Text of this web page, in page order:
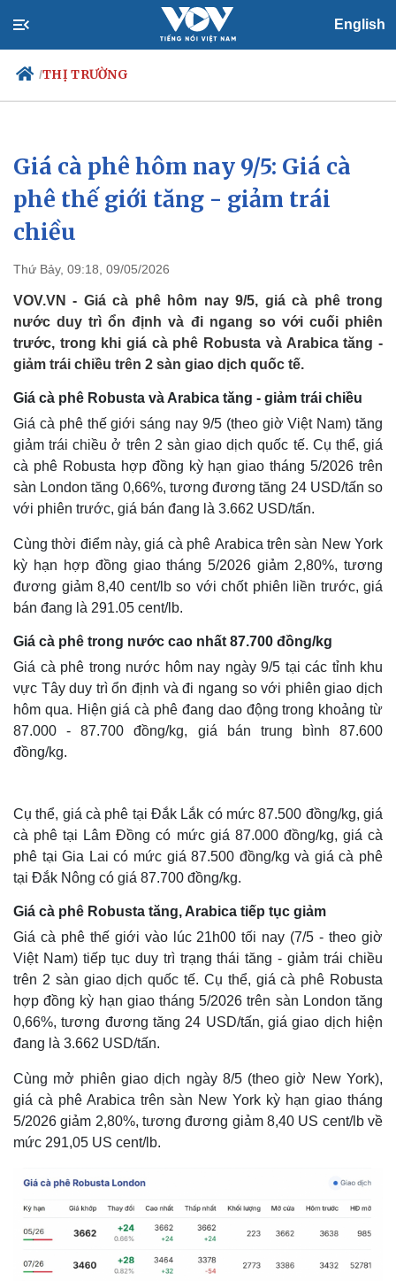
English
/THỊ TRƯỜNG
Chính trị
Đảng
Tổ chức nhân sự
Quốc hội
Xã hội
Tin 24h
Dự báo thời tiết
Giá cà phê hôm nay 9/5: Giá cà
phê thế giới tăng - giảm trái
chiều
Thứ Bảy, 09:18, 09/05/2026
VOV.VN - Giá cà phê hôm nay 9/5, giá cà phê trong
nước duy trì ổn định và đi ngang so với cuối phiên
trước, trong khi giá cà phê Robusta và Arabica tăng -
giảm trái chiều trên 2 sàn giao dịch quốc tế.
Giá cà phê Robusta và Arabica tăng - giảm trái chiều
Giá cà phê thế giới sáng nay 9/5 (theo giờ Việt Nam) tăng
giảm trái chiều ở trên 2 sàn giao dịch quốc tế. Cụ thể, giá
cà phê Robusta hợp đồng kỳ hạn giao tháng 5/2026 trên
sàn London tăng 0,66%, tương đương tăng 24 USD/tấn so
với phiên trước, giá bán đang là 3.662 USD/tấn.
Cùng thời điểm này, giá cà phê Arabica trên sàn New York
kỳ hạn hợp đồng giao tháng 5/2026 giảm 2,80%, tương
đương giảm 8,40 cent/lb so với chốt phiên liền trước, giá
bán đang là 291.05 cent/lb.
Giá cà phê trong nước cao nhất 87.700 đồng/kg
Giá cà phê trong nước hôm nay ngày 9/5 tại các tỉnh khu
vực Tây duy trì ổn định và đi ngang so với phiên giao dịch
hôm qua. Hiện giá cà phê đang dao động trong khoảng từ
87.000 - 87.700 đồng/kg, giá bán trung bình 87.600
đồng/kg.
Cụ thể, giá cà phê tại Đắk Lắk có mức 87.500 đồng/kg, giá
cà phê tại Lâm Đồng có mức giá 87.000 đồng/kg, giá cà
phê tại Gia Lai có mức giá 87.500 đồng/kg và giá cà phê
tại Đắk Nông có giá 87.700 đồng/kg.
Giá cà phê Robusta tăng, Arabica tiếp tục giảm
Giá cà phê thế giới vào lúc 21h00 tối nay (7/5 - theo giờ
Việt Nam) tiếp tục duy trì trạng thái tăng - giảm trái chiều
trên 2 sàn giao dịch quốc tế. Cụ thể, giá cà phê Robusta
hợp đồng kỳ hạn giao tháng 5/2026 trên sàn London tăng
0,66%, tương đương tăng 24 USD/tấn, giá giao dịch hiện
đang là 3.662 USD/tấn.
Cùng mở phiên giao dịch ngày 8/5 (theo giờ New York),
giá cà phê Arabica trên sàn New York kỳ hạn giao tháng
5/2026 giảm 2,80%, tương đương giảm 8,40 US cent/lb về
mức 291,05 US cent/lb.